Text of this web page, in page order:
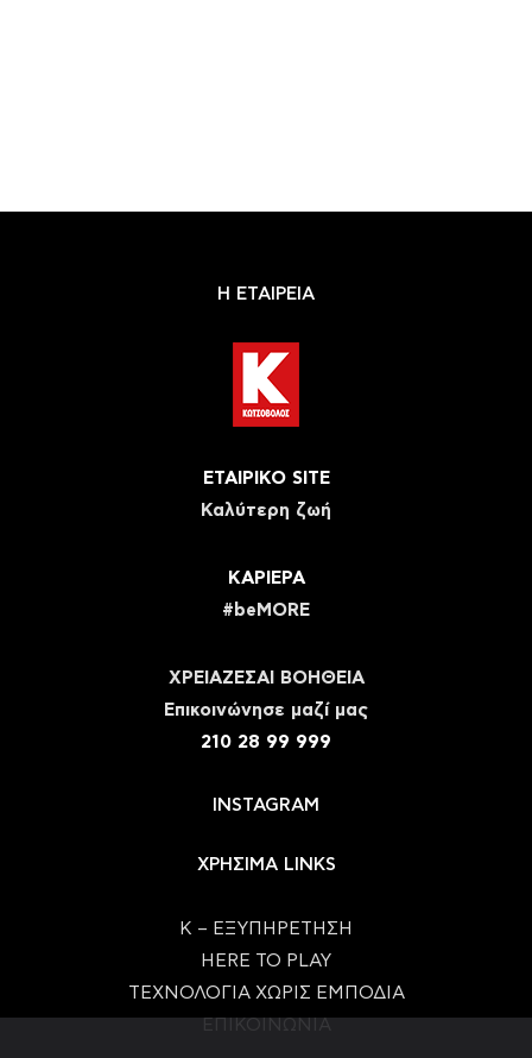
Η ΕΤΑΙΡΕΙΑ
ΕΤΑΙΡΙΚΟ SITE
Καλύτερη ζωή
ΚΑΡΙΕΡΑ
#beMORE
ΧΡΕΙΑΖΕΣΑΙ ΒΟΗΘΕΙΑ
Eπικοινώνησε μαζί μας
210 28 99 999
INSTAGRAM
ΧΡΗΣΙΜΑ LINKS
Κ – ΕΞΥΠΗΡΕΤΗΣΗ
HERE TO PLAY
ΤΕΧΝΟΛΟΓΙΑ ΧΩΡΙΣ ΕΜΠΟΔΙΑ